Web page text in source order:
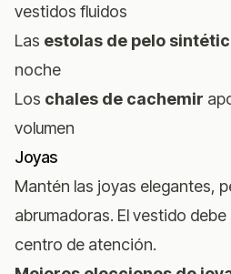
vestidos fluidos
Las estolas de pelo
noche
Los chales de cachemir
volumen
Joyas
Mantén las joyas elegantes,
abrumadoras. El vestido
centro de atención.